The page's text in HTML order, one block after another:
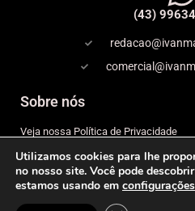
(43)
Sobre nós
Veja nossa Política de Privacidade
Copyright
Expediente
Utilizamos cookies para lhe
no nosso site. Você pode
estamos usando em configurações